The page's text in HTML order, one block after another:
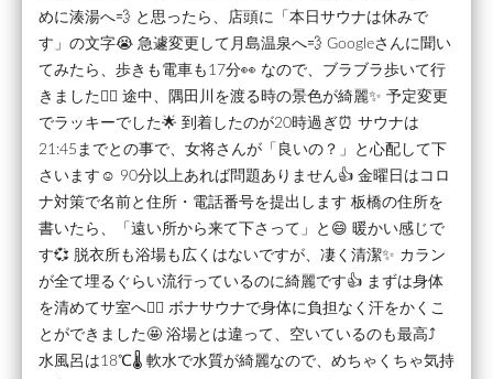
めに湊湯へ💨 と思ったら、店頭に「本日サウナは休みで
す」の文字😭 急遽変更して月島温泉へ💨 Googleさんに聞い
てみたら、歩きも電車も17分👀 なので、ブラブラ歩いて行
きました🚶‍♂️ 途中、隅田川を渡る時の景色が綺麗✨ 予定変更
でラッキーでした🌟 到着したのが20時過ぎ⏰ サウナは
21:45までとの事で、女将さんが「良いの？」と心配して下
さいます☺️ 90分以上あれば問題ありません👍 金曜日はコロ
ナ対策で名前と住所・電話番号を提出します 板橋の住所を
書いたら、「遠い所から来て下さって」と😄 暖かい感じで
す💞 脱衣所も浴場も広くはないですが、凄く清潔✨ カラン
が全て埋るぐらい流行っているのに綺麗です👍 まずは身体
を清めてサ室へ🧖‍♂️ ボナサウナで身体に負担なく汗をかくこ
とができました🤩 浴場とは違って、空いているのも最高⤴️
水風呂は18℃🌡️ 軟水で水質が綺麗なので、めちゃくちゃ気持